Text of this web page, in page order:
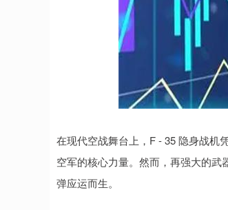
在现代空战舞台上，F - 35 隐身战机
空军的核心力量。然而，再强大的
弹应运而生。